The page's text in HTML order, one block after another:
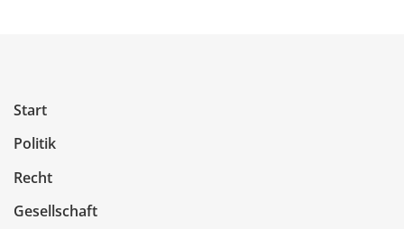
Start
Politik
Recht
Gesellschaft